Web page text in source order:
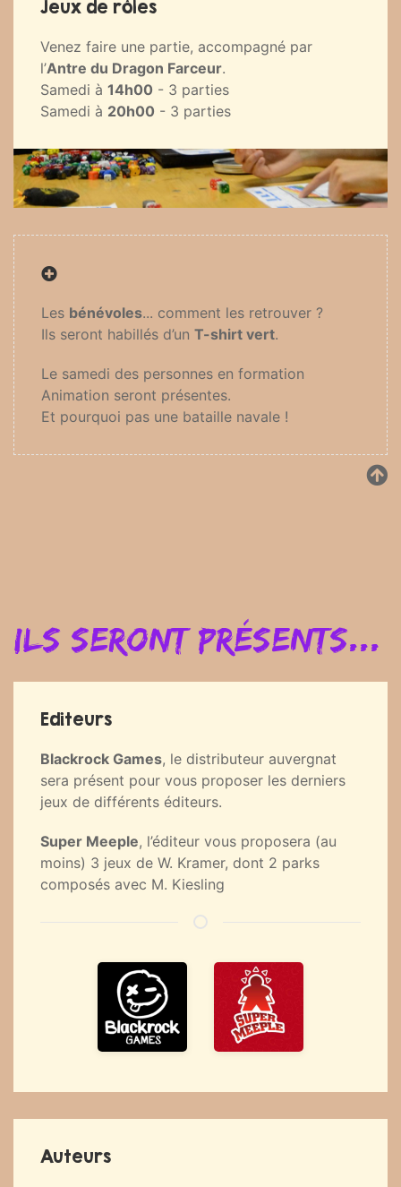
Jeux de rôles
Venez faire une partie, accompagné par
l’Antre du Dragon Farceur.
Samedi à 14h00 - 3 parties
Samedi à 20h00 - 3 parties
Les bénévoles... comment les retrouver ?
Ils seront habillés d’un T-shirt vert.
Le samedi des personnes en formation
Animation seront présentes.
Et pourquoi pas une bataille navale !
Ils seront présents...
Editeurs
Blackrock Games, le distributeur auvergnat
sera présent pour vous proposer les derniers
jeux de différents éditeurs.
Super Meeple, l’éditeur vous proposera (au
moins) 3 jeux de W. Kramer, dont 2 parks
composés avec M. Kiesling
Auteurs